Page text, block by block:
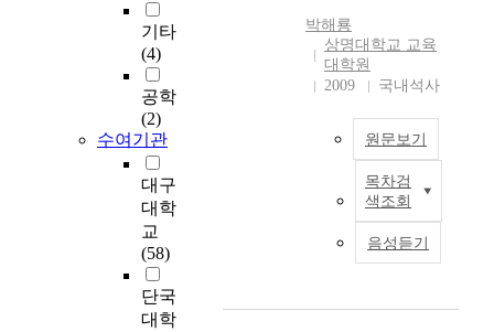
기타
(4)
공학
(2)
수여기관
대구
대학
교
(58)
단국
대학
박해룡
상명대학교 교육
대학원
2009
국내석사
원문보기
목차검
색조회
음성듣기